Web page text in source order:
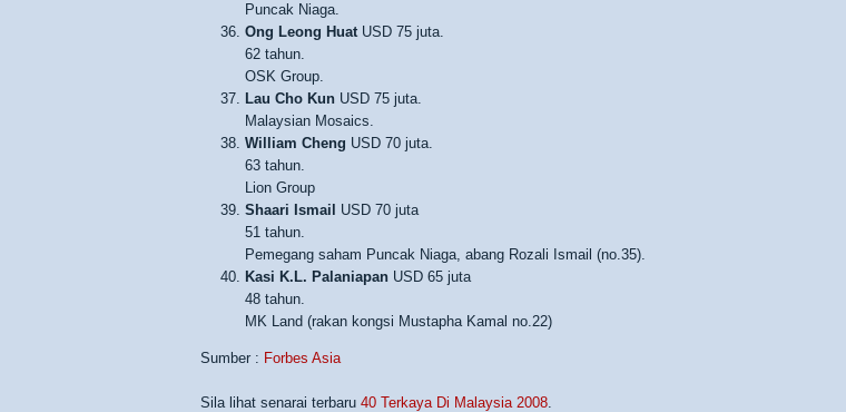
Puncak Niaga.
Ong Leong HuatUSD 75 juta.
62 tahun.
OSK Group.
Lau Cho Kun USD 75 juta.
Malaysian Mosaics.
William Cheng USD 70 juta.
63 tahun.
Lion Group
Shaari Ismail
USD 70 juta
51 tahun.
Pemegang saham Puncak Niaga, abang Rozali Ismail (no.35).
Kasi K.L. Palaniapan USD 65 juta
48 tahun.
MK Land (rakan kongsi Mustapha Kamal no.22)
Sumber : Forbes Asia
Sila lihat senarai terbaru 40 Terkaya Di Malaysia 2008.